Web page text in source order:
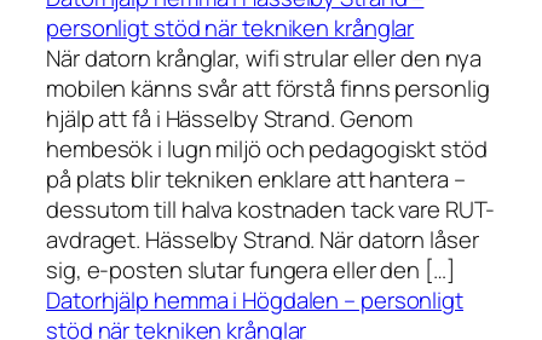
personligt stöd när tekniken krånglar
När datorn krånglar, wifi strular eller den nya
mobilen känns svår att förstå finns personlig
hjälp att få i Hässelby Strand. Genom
hembesök i lugn miljö och pedagogiskt stöd
på plats blir tekniken enklare att hantera –
dessutom till halva kostnaden tack vare RUT-
avdraget. Hässelby Strand. När datorn låser
sig, e-posten slutar fungera eller den […]
Datorhjälp hemma i Högdalen – personligt
stöd när tekniken krånglar